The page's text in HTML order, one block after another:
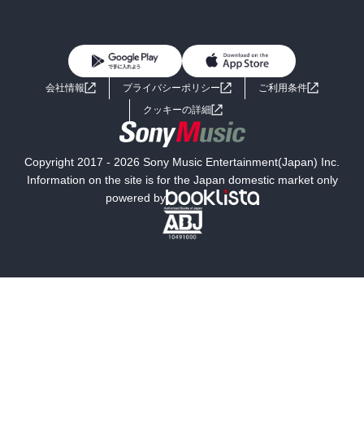
ライトノベル 男子向けラノベ
小説
海外小説
ミステリー SF
文学
よくあるご質問 お問い合わせ
会社情報 プライバシーポリシー
ご利用条件
クッキーの詳細
Copyright 2017 - 2026 Sony Music Entertainment(Japan) Inc.
Information on the site is for the Japan domestic market only
powered by